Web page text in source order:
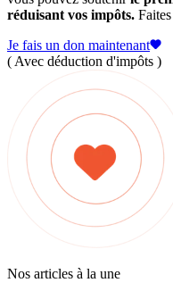
réduisant vos impôts.
Je fais un don maintenant
( Avec déduction d'impôts )
Nos articles à la une